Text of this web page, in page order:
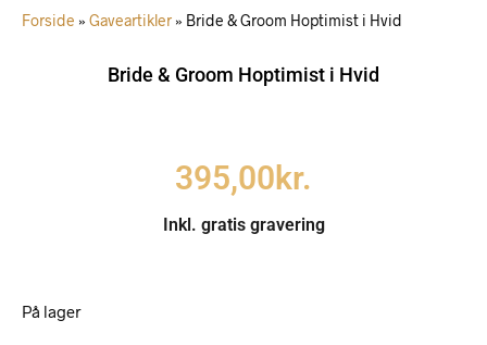
Forside » Gaveartikler » Bride & Groom Hoptimist i Hvid
Bride & Groom Hoptimist i Hvid
395,00kr.
Inkl. gratis gravering
På lager